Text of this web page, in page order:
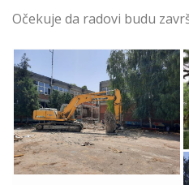
Očekuje da radovi budu
Počeli Radovi na
Dogradnji Škole
Mitraljeta u Batajnici